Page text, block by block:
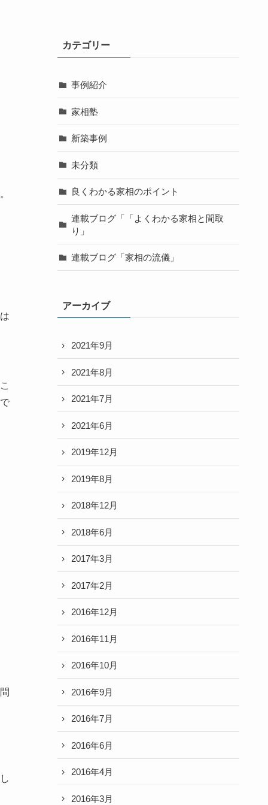
カテゴリー
事例紹介
家相塾
新築事例
未分類
良くわかる家相のポイント
連載ブログ「「よくわかる家相と間取
り」
連載ブログ「家相の流儀」
アーカイブ
2021年9月
2021年8月
2021年7月
2021年6月
2019年12月
2019年8月
2018年12月
2018年6月
2017年3月
2017年2月
2016年12月
2016年11月
2016年10月
2016年9月
2016年7月
2016年6月
2016年4月
2016年3月